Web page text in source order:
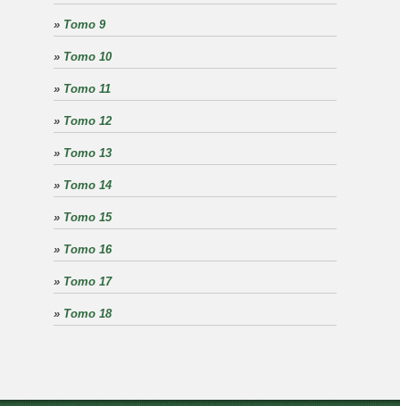
» Tomo 9
» Tomo 10
» Tomo 11
» Tomo 12
» Tomo 13
» Tomo 14
» Tomo 15
» Tomo 16
» Tomo 17
» Tomo 18